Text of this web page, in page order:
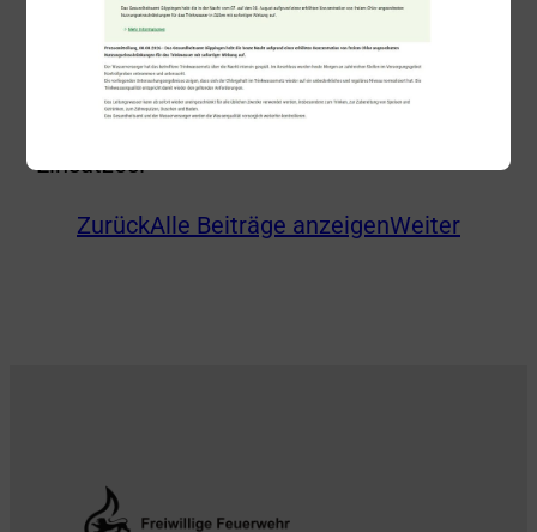
Süßen. Nachdem sich herausstellte, dass
sich die Einsatzstelle auf Gingener
Gemarkung befindet, übernahmen die
örtlichen Einsatzkräfte die Abarbeitung des
Einsatzes.
ZurückAlle Beiträge anzeigenWeiter